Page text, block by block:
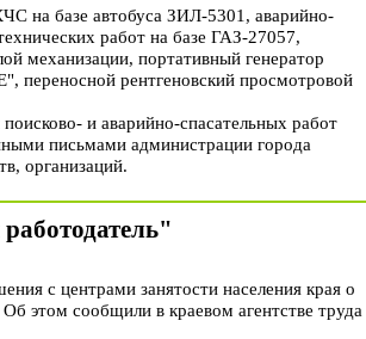
на базе автобуса ЗИЛ-5301, аварийно-
работ на базе ГАЗ-27057,
механизации, портативный генератор
рентгеновский просмотровой
и аварийно-спасательных работ
письмами администрации города
организаций.
с центрами занятости населения края о
этом сообщили в краевом агентстве труда